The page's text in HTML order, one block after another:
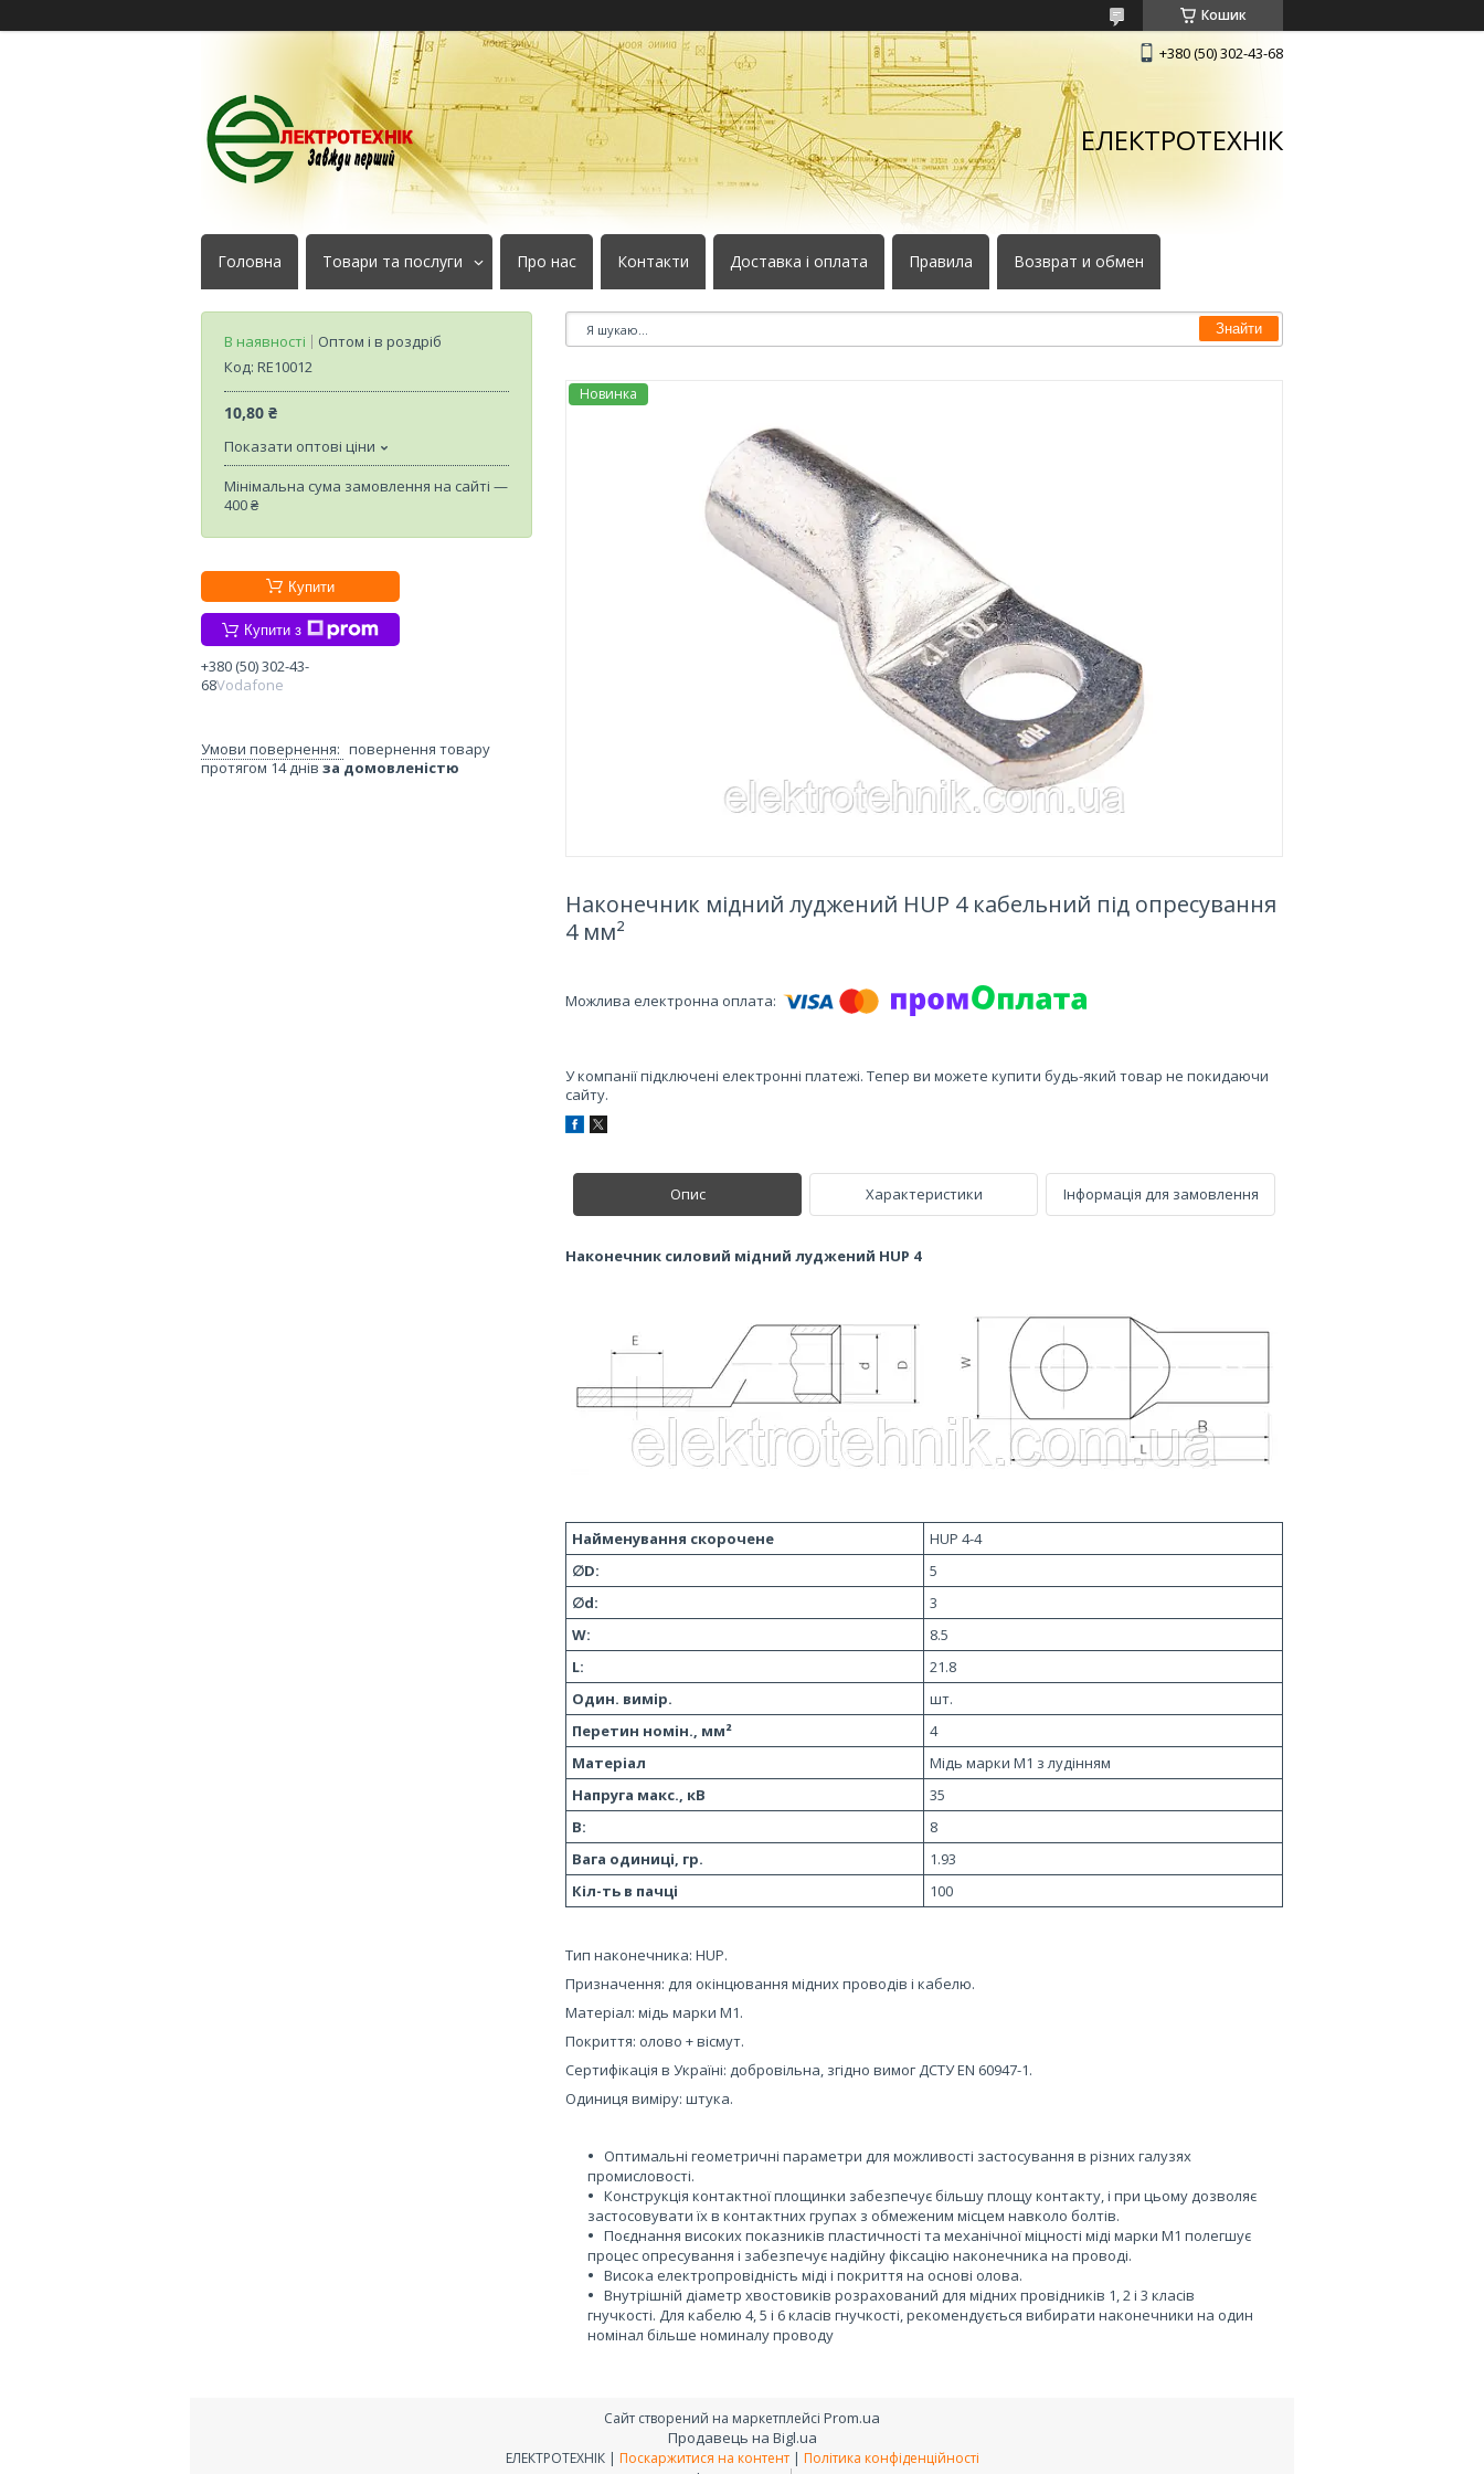
Кошик
+380 (50) 302-43-68
ЕЛЕКТРОТЕХНІК
Головна Товари та послуги Про нас Контакти Доставка і оплата Правила Возврат и обмен
Знайти
Новинка
Наконечник мідний луджений HUP 4 кабельний під опресування
4 мм²
У компанії підключені електронні платежі. Тепер ви можете купити будь-який товар не покидаючи
сайту.
Опис Характеристики Інформація для замовлення
Наконечник силовий мідний луджений HUP 4
Найменування скорочене
HUP 4-4
∅D:
5
∅d:
3
W:
8.5
L:
21.8
Один. вимір.
шт.
Перетин номін., мм²
4
Матеріал
Мідь марки М1 з лудінням
Напруга макс., кВ
35
В:
8
Вага одиниці, гр.
1.93
Кіл-ть в пачці
100
Тип наконечника: HUP.
Призначення: для окінцювання мідних проводів і кабелю.
Матеріал: мідь марки М1.
Покриття: олово + вісмут.
Сертифікація в Україні: добровільна, згідно вимог ДСТУ EN 60947-1.
Одиниця виміру: штука.
Оптимальні геометричні параметри для можливості застосування в різних галузях
промисловості.
Конструкція контактної площинки забезпечує більшу площу контакту, і при цьому дозволяє
застосовувати їх в контактних групах з обмеженим місцем навколо болтів.
Поєднання високих показників пластичності та механічної міцності міді марки М1 полегшує
процес опресування і забезпечує надійну фіксацію наконечника на проводі.
Висока електропровідність міді і покриття на основі олова.
Внутрішній діаметр хвостовиків розрахований для мідних провідників 1, 2 і 3 класів
гнучкості. Для кабелю 4, 5 і 6 класів гнучкості, рекомендується вибирати наконечники на один
номінал більше номиналу проводу
В наявності
Оптом і в роздріб
Код: RE10012
10,80 ₴
Показати оптові ціни
Мінімальна сума замовлення на сайті —
400 ₴
Купити
Купити з
+380 (50) 302-43-
68Vodafone
повернення товару
протягом 14 днів за домовленістю
Сайт створений на маркетплейсі Prom.ua
Продавець на Bigl.ua
ЕЛЕКТРОТЕХНІК | Поскаржитися на контент | Політика конфіденційності